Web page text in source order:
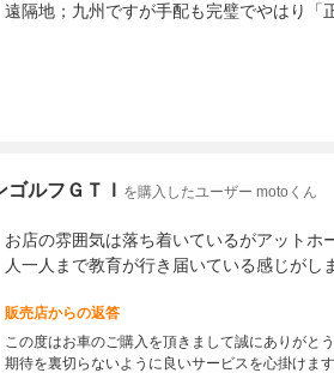
遠隔地；九州ですが手配も完璧でやはり「
ルフＧＴＩ を購入したユーザー motoくん
お店の雰囲気は落ち着いているがアット
人一人まで教育が行き届いている感じが
販売店からの返答
この度はお車のご購入を頂きまして誠にありがと
期待を裏切らないように良いサービスを心掛けま